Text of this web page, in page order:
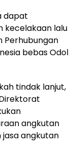
dapat
kecelakaan lalu
Perhubungan
bebas Odol
tindak lanjut,
angkutan
angkutan